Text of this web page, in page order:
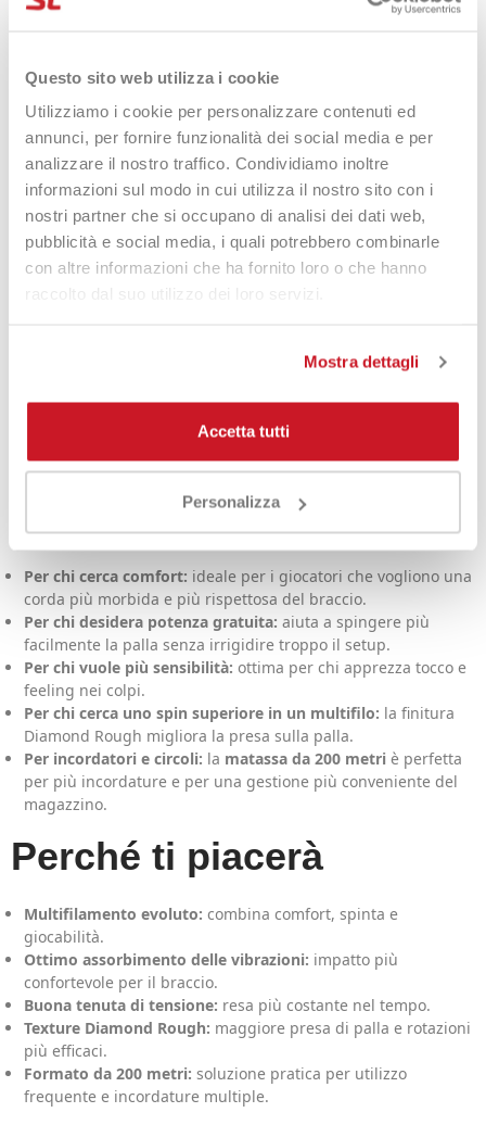
Questo sito web utilizza i cookie
Utilizziamo i cookie per personalizzare contenuti ed
annunci, per fornire funzionalità dei social media e per
analizzare il nostro traffico. Condividiamo inoltre
informazioni sul modo in cui utilizza il nostro sito con i
nostri partner che si occupano di analisi dei dati web,
pubblicità e social media, i quali potrebbero combinarle
con altre informazioni che ha fornito loro o che hanno
raccolto dal suo utilizzo dei loro servizi.
Mostra dettagli
Accetta tutti
Personalizza
feeling e un impatto più indulgente rispetto ai classici
Tecnologia Diamond
Rough: più spin per un
multifilamento
Uno degli aspetti più interessanti della
Solinco X-Natural Black
offrire una resa più completa, unendo lapotenza e il tocco
Per chi è adatta la
Solinco X-Natural 200 m
Per chi cerca comfort: ideale per i giocatori che vogliono una
corda più morbida e più rispettosa del braccio.
Per chi desidera potenza gratuita: aiuta a spingere più
facilmente la palla senza irrigidire troppo il setup.
Per chi vuole più sensibilità: ottima per chi apprezza tocco e
feeling nei colpi.
Per chi cerca uno spin superiore in un multifilo: la finitura
Diamond Rough migliora la presa sulla palla.
Per incordatori e circoli: la matassa da 200 metri è perfetta
per più incordature e per una gestione più conveniente del
magazzino.
Perché ti piacerà
Multifilamento evoluto: combina comfort, spinta e
giocabilità.
Ottimo assorbimento delle vibrazioni: impatto più
confortevole per il braccio.
Buona tenuta di tensione: resa più costante nel tempo.
Texture Diamond Rough: maggiore presa di palla e rotazioni
più efficaci.
Formato da 200 metri: soluzione pratica per utilizzo
frequente e incordature multiple.